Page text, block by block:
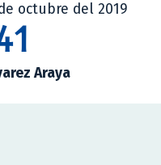
octubre del 2019
Araya